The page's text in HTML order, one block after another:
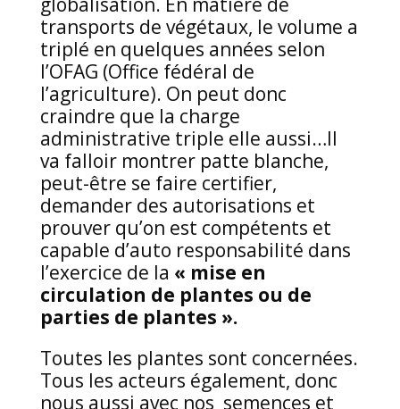
transports de végétaux, le volume a
triplé en quelques années selon
l’OFAG (Office fédéral de
l’agriculture). On peut donc
craindre que la charge
administrative triple elle aussi…Il
va falloir montrer patte blanche,
peut-être se faire certifier,
demander des autorisations et
prouver qu’on est compétents et
capable d’auto responsabilité dans
l’exercice de la « mise en
circulation de plantes ou de
parties de plantes ».
Toutes les plantes sont concernées.
Tous les acteurs également, donc
nous aussi avec nos semences et